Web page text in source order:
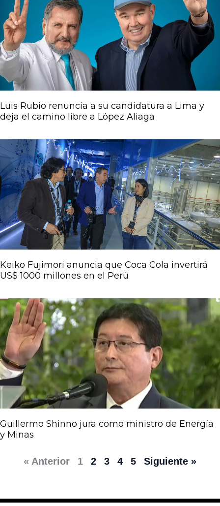
Luis Rubio renuncia a su candidatura a Lima y
deja el camino libre a López Aliaga
Keiko Fujimori anuncia que Coca Cola invertirá
US$ 1000 millones en el Perú
Guillermo Shinno jura como ministro de Energía
y Minas
« Anterior 1 2 3 4 5 Siguiente »